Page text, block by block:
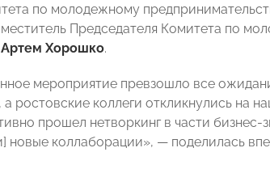
по молодежному
Председателя Комитета по
Артем Хорошко.
мероприятие превзошло все
ростовские коллеги откликнулись на
прошел нетворкинг в части
новые коллаборации», — поделилась